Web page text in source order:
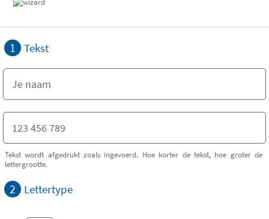
1 Tekst
Tekst wordt afgedrukt zoals ingevoerd. Hoe korter de tekst, hoe groter de
lettergrootte.
2 Lettertype